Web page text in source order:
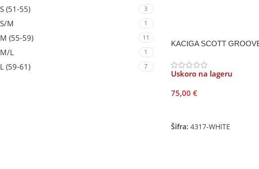
S (51-55) 3
S/M 1
M (55-59) 11
M/L 1
L (59-61) 7
KACIGA SCOTT
Uskoro na lageru
75,00 €
Šifra: 4317-WHITE